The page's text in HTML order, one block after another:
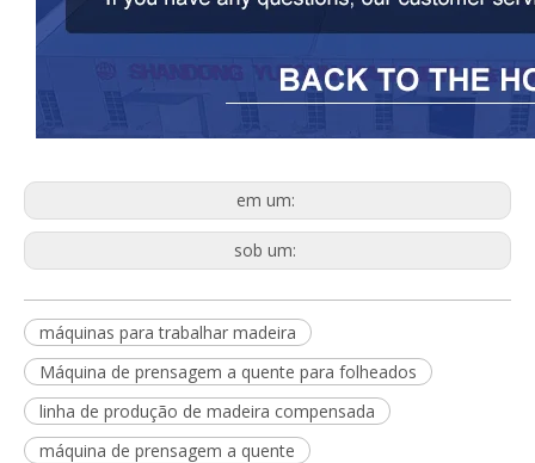
em um:
sob um:
máquinas para trabalhar madeira
Máquina de prensagem a quente para folheados
linha de produção de madeira compensada
máquina de prensagem a quente